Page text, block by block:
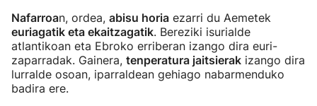
Nafarroan, ordea, abisu horia ezarri du Aemetek
euriagatik eta ekaitzagatik. Bereziki isurialde
atlantikoan eta Ebroko erriberan izango dira euri-
zaparradak. Gainera, tenperatura jaitsierak izango dira
lurralde osoan, iparraldean gehiago nabarmenduko
badira ere.